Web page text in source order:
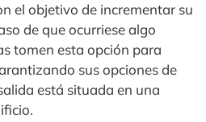
el objetivo de incrementar su
de que ocurriese algo
tomen esta opción para
sus opciones de
está situada en una